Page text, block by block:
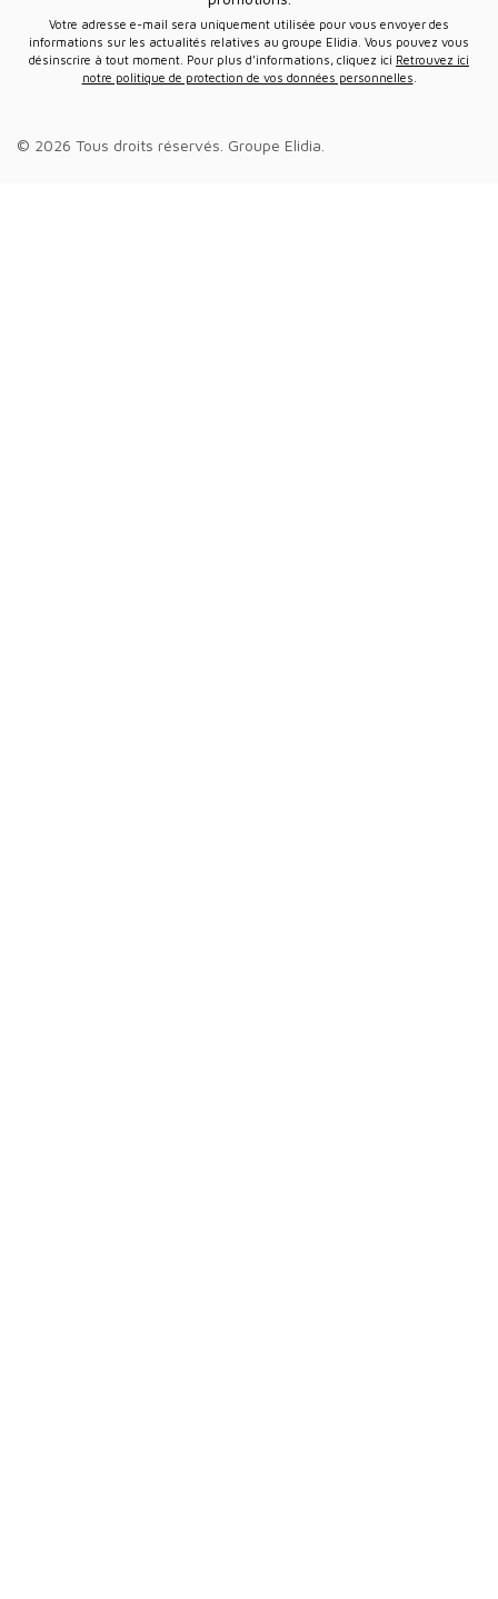
Votre adresse e-mail sera uniquement utilisée pour vous envoyer des
informations sur les actualités relatives au groupe Elidia. Vous pouvez vous
désinscrire à tout moment. Pour plus d’informations, cliquez ici Retrouvez ici
notre politique de protection de vos données personnelles
© 2026 Tous droits réservés. Groupe Elidia